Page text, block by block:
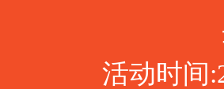
活动时间